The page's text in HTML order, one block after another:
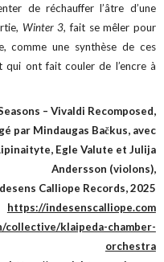
de réchauffer l’âtre d’une
Winter 3, fait se mêler pour
comme une synthèse de ces
qui ont fait couler de l’encre à
– Vivaldi Recomposed,
par Mindaugas Bačkus, avec
Egle Valute et Julija
Andersson (violons),
Calliope Records, 2025
https://indesenscalliope.com
klaipeda-chamber-
orchestra